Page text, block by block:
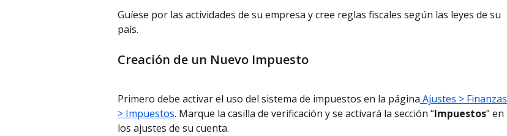
Guíese por las actividades de su empresa y cree reglas fiscales según las leyes de su
país.
Creación de un Nuevo Impuesto
Primero debe activar el uso del sistema de impuestos en la página Ajustes > Finanzas
> Impuestos. Marque la casilla de verificación y se activará la sección “Impuestos” en
los ajustes de su cuenta.